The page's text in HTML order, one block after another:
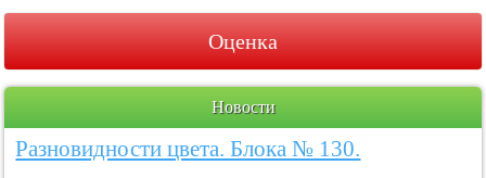
Оценка
Новости
Разновидности цвета. Блока № 130.